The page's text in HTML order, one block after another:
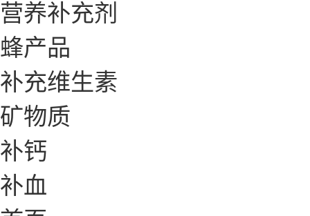
营养补充剂
蜂产品
补充维生素
矿物质
补钙
补血